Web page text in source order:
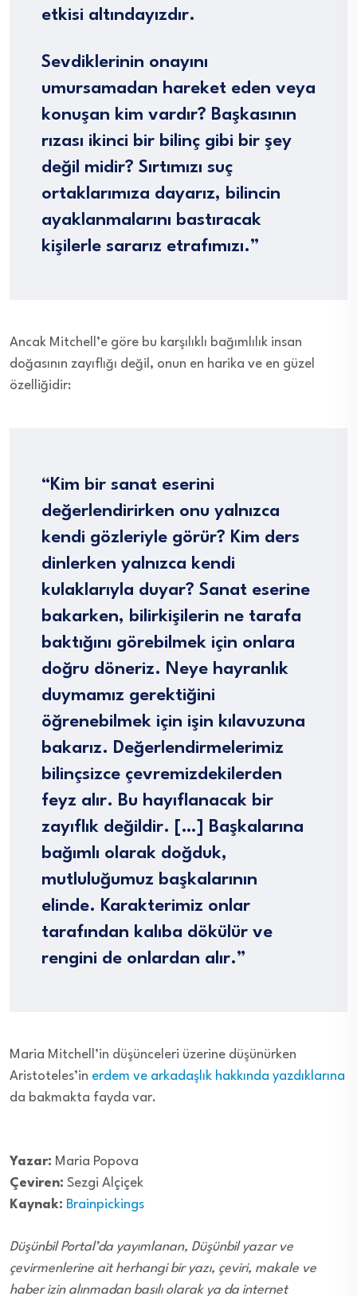
etkisi altındayızdır.
Sevdiklerinin onayını
umursamadan hareket eden veya
konuşan kim vardır? Başkasının
rızası ikinci bir bilinç gibi bir şey
değil midir? Sırtımızı suç
ortaklarımıza dayarız, bilincin
ayaklanmalarını bastıracak
kişilerle sararız etrafımızı.”
Ancak Mitchell’e göre bu karşılıklı bağımlılık insan
doğasının zayıflığı değil, onun en harika ve en güzel
özelliğidir:
“Kim bir sanat eserini
değerlendirirken onu yalnızca
kendi gözleriyle görür? Kim ders
dinlerken yalnızca kendi
kulaklarıyla duyar? Sanat eserine
bakarken, bilirkişilerin ne tarafa
baktığını görebilmek için onlara
doğru döneriz. Neye hayranlık
duymamız gerektiğini
öğrenebilmek için işin kılavuzuna
bakarız. Değerlendirmelerimiz
bilinçsizce çevremizdekilerden
feyz alır. Bu hayıflanacak bir
zayıflık değildir. […] Başkalarına
bağımlı olarak doğduk,
mutluluğumuz başkalarının
elinde. Karakterimiz onlar
tarafından kalıba dökülür ve
rengini de onlardan alır.”
Maria Mitchell’in düşünceleri üzerine düşünürken
Aristoteles’in erdem ve arkadaşlık hakkında yazdıklarına
da bakmakta fayda var.
Yazar: Maria Popova
Çeviren: Sezgi Alçiçek
Kaynak: Brainpickings
Düşünbil Portal’da yayımlanan, Düşünbil yazar ve
çevirmenlerine ait herhangi bir yazı, çeviri, makale ve
haber izin alınmadan basılı olarak ya da internet